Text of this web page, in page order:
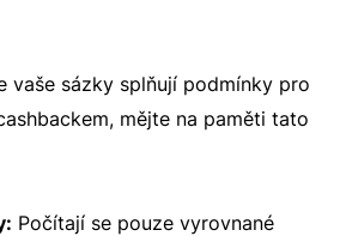
vaše sázky splňují podmínky pro
mějte na paměti tato
Počítají se pouze vyrovnané